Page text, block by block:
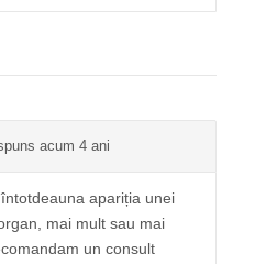
acum 4 ani
apariția unei
mai mult sau mai
un consult